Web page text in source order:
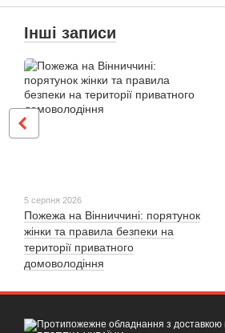
Інші записи
5 серпня 2026
Пожежа на Вінниччині: порятунок
жінки та правила безпеки на
території приватного
домоволодіння